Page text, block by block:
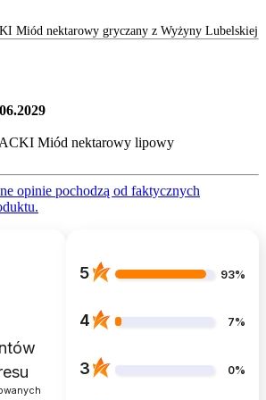
Miód nektarowy gryczany z Wyżyny Lubelskiej
Miód nektarowy lipowy
opinie pochodzą od faktycznych
5 93%
4 7%
3 0%